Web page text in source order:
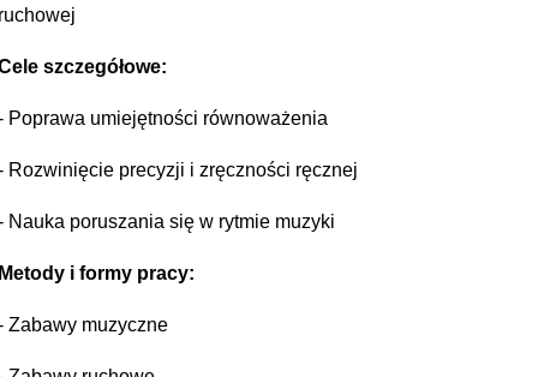
szczegółowe:
Poprawa umiejętności równoważenia
Rozwinięcie precyzji i zręczności ręcznej
Nauka poruszania się w rytmie muzyki
i formy pracy:
Zabawy muzyczne